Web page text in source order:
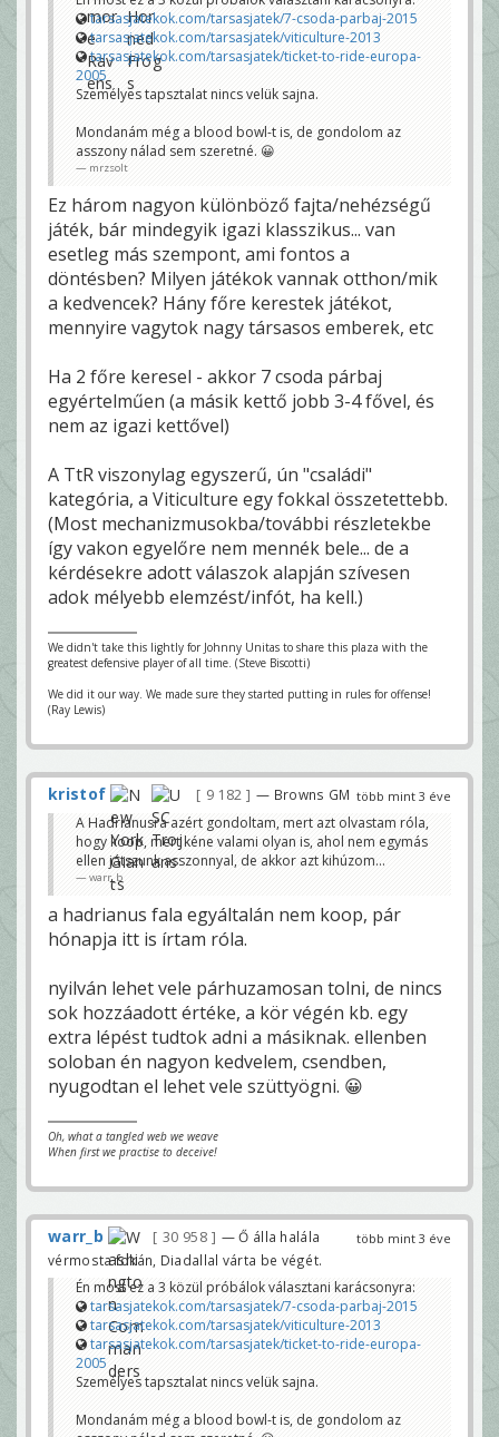
tarsasjatekok.com/tarsasjatek/7-csoda-parbaj-2015
tarsasjatekok.com/tarsasjatek/viticulture-2013
tarsasjatekok.com/tarsasjatek/ticket-to-ride-europa-
2005
Személyes tapsztalat nincs velük sajna.
Mondanám még a blood bowl-t is, de gondolom az
asszony nálad sem szeretné. 😀
mrzsolt
Ez három nagyon különböző fajta/nehézségű
játék, bár mindegyik igazi klasszikus... van
esetleg más szempont, ami fontos a
döntésben? Milyen játékok vannak otthon/mik
a kedvencek? Hány főre kerestek játékot,
mennyire vagytok nagy társasos emberek, etc
Ha 2 főre keresel - akkor 7 csoda párbaj
egyértelműen (a másik kettő jobb 3-4 fővel, és
nem az igazi kettővel)
A TtR viszonylag egyszerű, ún "családi"
kategória, a Viticulture egy fokkal összetettebb.
(Most mechanizmusokba/további részletekbe
így vakon egyelőre nem mennék bele... de a
kérdésekre adott válaszok alapján szívesen
adok mélyebb elemzést/infót, ha kell.)
We didn't take this lightly for Johnny Unitas to share this plaza with the
greatest defensive player of all time. (Steve Biscotti)
We did it our way. We made sure they started putting in rules for offense!
(Ray Lewis)
több mint 3 éve
kristof 9 182 — Browns GM
A Hadrianusra azért gondoltam, mert azt olvastam róla,
hogy koop, mert kéne valami olyan is, ahol nem egymás
ellen játszunk asszonnyal, de akkor azt kihúzom...
warr_b
a hadrianus fala egyáltalán nem koop, pár
hónapja itt is írtam róla.
nyilván lehet vele párhuzamosan tolni, de nincs
sok hozzáadott értéke, a kör végén kb. egy
extra lépést tudtok adni a másiknak. ellenben
soloban én nagyon kedvelem, csendben,
nyugodtan el lehet vele szüttyögni. 😀
Oh, what a tangled web we weave
When first we practise to deceive!
több mint 3 éve
warr_b 30 958
— Ő álla halála
vérmosta fokán, Diadallal várta be végét.
Én most ez a 3 közül próbálok választani karácsonyra:
tarsasjatekok.com/tarsasjatek/7-csoda-parbaj-2015
tarsasjatekok.com/tarsasjatek/viticulture-2013
tarsasjatekok.com/tarsasjatek/ticket-to-ride-europa-
2005
Személyes tapsztalat nincs velük sajna.
Mondanám még a blood bowl-t is, de gondolom az